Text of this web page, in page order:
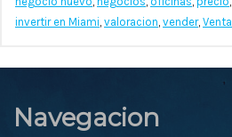
invertir en Miami, valoracion, vender, Venta
Navegacion